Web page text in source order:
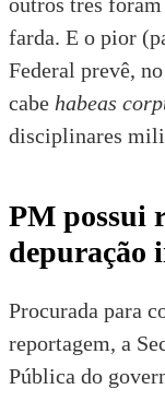
farda. E o pior
Federal prevê,
cabe habeas
disciplinares
PM possui
depuração
Procurada para
reportagem, a
Pública do